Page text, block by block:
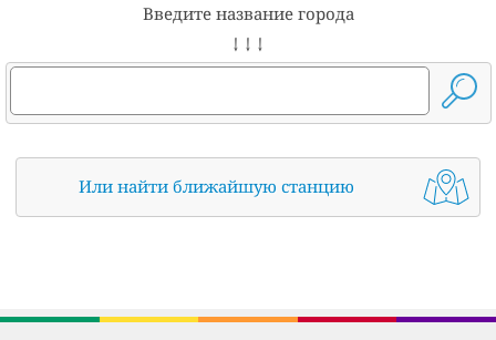
Введите название города
↓ ↓ ↓
Или найти ближайшую станцию